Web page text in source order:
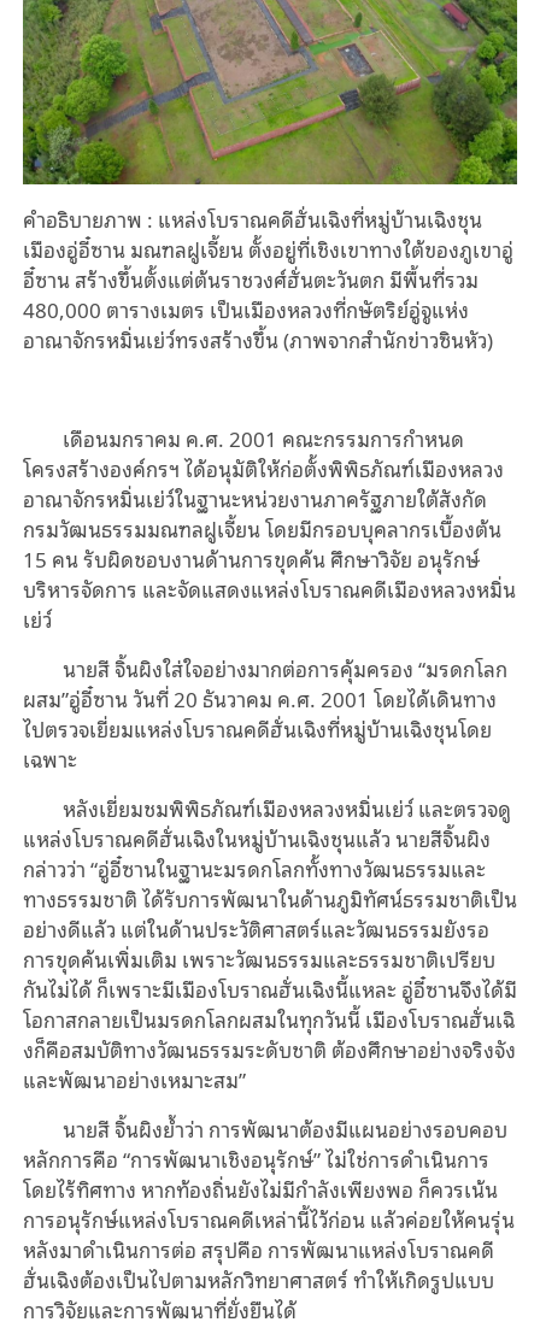
คำอธิบายภาพ : แหล่งโบราณคดีฮั่นเฉิงที่หมู่บ้านเฉิงชุน
เมืองอู่อี๋ซาน มณฑลฝูเจี้ยน ตั้งอยู่ที่เชิงเขาทางใต้ของภูเขาอู่
อี๋ซาน สร้างขึ้นตั้งแต่ต้นราชวงศ์ฮั่นตะวันตก มีพื้นที่รวม
480,000 ตารางเมตร เป็นเมืองหลวงที่กษัตริย์อู่จูแห่ง
อาณาจักรหมิ่นเย่ว์ทรงสร้างขึ้น (ภาพจากสำนักข่าวซินหัว)
เดือนมกราคม ค.ศ. 2001 คณะกรรมการกำหนด
โครงสร้างองค์กรฯ ได้อนุมัติให้ก่อตั้งพิพิธภัณฑ์เมืองหลวง
อาณาจักรหมิ่นเย่ว์ในฐานะหน่วยงานภาครัฐภายใต้สังกัด
กรมวัฒนธรรมมณฑลฝูเจี้ยน โดยมีกรอบบุคลากรเบื้องต้น
15 คน รับผิดชอบงานด้านการขุดค้น ศึกษาวิจัย อนุรักษ์
บริหารจัดการ และจัดแสดงแหล่งโบราณคดีเมืองหลวงหมิ่น
เย่ว์
นายสี จิ้นผิงใส่ใจอย่างมากต่อการคุ้มครอง “มรดกโลก
ผสม”อู่อี๋ซาน วันที่ 20 ธันวาคม ค.ศ. 2001 โดยได้เดินทาง
ไปตรวจเยี่ยมแหล่งโบราณคดีฮั่นเฉิงที่หมู่บ้านเฉิงชุนโดย
เฉพาะ
หลังเยี่ยมชมพิพิธภัณฑ์เมืองหลวงหมิ่นเย่ว์ และตรวจดู
แหล่งโบราณคดีฮั่นเฉิงในหมู่บ้านเฉิงชุนแล้ว นายสีจิ้นผิง
กล่าวว่า “อู่อี๋ซานในฐานะมรดกโลกทั้งทางวัฒนธรรมและ
ทางธรรมชาติ ได้รับการพัฒนาในด้านภูมิทัศน์ธรรมชาติเป็น
อย่างดีแล้ว แต่ในด้านประวัติศาสตร์และวัฒนธรรมยังรอ
การขุดค้นเพิ่มเติม เพราะวัฒนธรรมและธรรมชาติเปรียบ
กันไม่ได้ ก็เพราะมีเมืองโบราณฮั่นเฉิงนี้แหละ อู่อี๋ซานจึงได้มี
โอกาสกลายเป็นมรดกโลกผสมในทุกวันนี้ เมืองโบราณฮั่นเฉิ
งก็คือสมบัติทางวัฒนธรรมระดับชาติ ต้องศึกษาอย่างจริงจัง
และพัฒนาอย่างเหมาะสม”
นายสี จิ้นผิงย้ำว่า การพัฒนาต้องมีแผนอย่างรอบคอบ
หลักการคือ “การพัฒนาเชิงอนุรักษ์” ไม่ใช่การดำเนินการ
โดยไร้ทิศทาง หากท้องถิ่นยังไม่มีกำลังเพียงพอ ก็ควรเน้น
การอนุรักษ์แหล่งโบราณคดีเหล่านี้ไว้ก่อน แล้วค่อยให้คนรุ่น
หลังมาดำเนินการต่อ สรุปคือ การพัฒนาแหล่งโบราณคดี
ฮั่นเฉิงต้องเป็นไปตามหลักวิทยาศาสตร์ ทำให้เกิดรูปแบบ
การวิจัยและการพัฒนาที่ยั่งยืนได้